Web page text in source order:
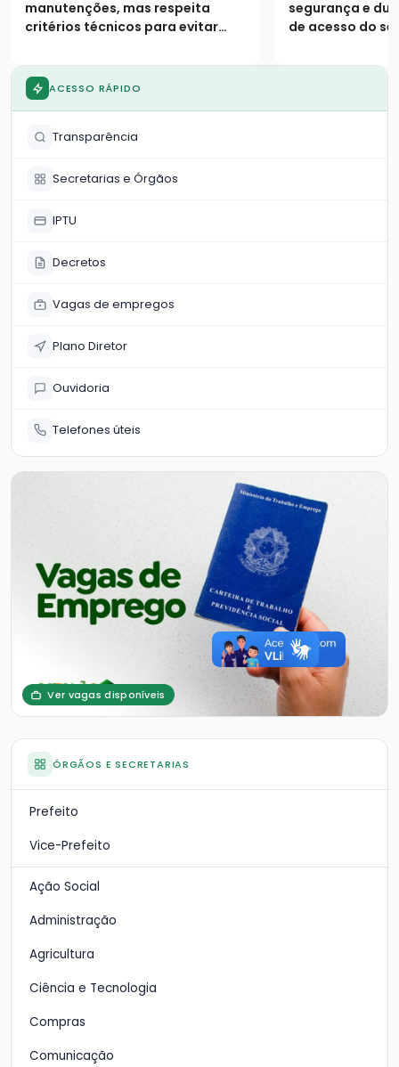
manutenções, mas respeita
critérios técnicos para evitar
garantir durabilidade dos
reparos
segurança e
de acesso do
ACESSO RÁPIDO
Transparência
Secretarias e Órgãos
IPTU
Decretos
Vagas de empregos
Plano Diretor
Ouvidoria
Telefones úteis
Ver vagas disponíveis
ÓRGÃOS E SECRETARIAS
Prefeito
Vice-Prefeito
Ação Social
Administração
Agricultura
Ciência e Tecnologia
Compras
Comunicação